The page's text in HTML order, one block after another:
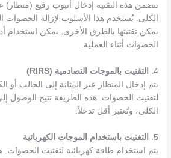
تتضمن هذه التقنية إدخال أنبوب رفيع
الكلى. يُستخدم هذا الأسلوب لإزالة الحصوات
يمكن تفتيتها بالطرق الأخرى. يمكن استخدام
الحصوات أثناء العملية.
4.
التفتيت بالموجات التصادمية (RIRS)
يتم إدخال المنظار عبر المثانة إلى الحالب أو
لتفتيت الحصوات. هذه الطريقة تتيح الوصول
الكلى، وتُعتبر أقل تدخلاً.
5.
التفتيت باستخدام الموجات الكهربائية
يتم استخدام طاقة كهربائية لتفتيت الحصوات.